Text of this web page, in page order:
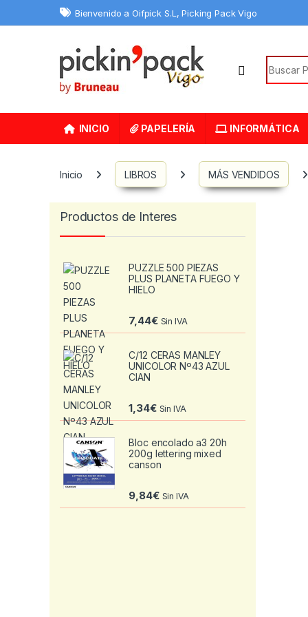
Skip to navigation
Skip to content Bienvenido a Oifpick S.L, Picking Pack Vigo
Search
INICIO PAPELERÍA INFORMÁTICA
Inicio LIBROS MÁS VENDIDOS
Productos de Interes
PUZZLE 500 PIEZAS
PLUS PLANETA FUEGO Y
HIELO
7,44€ Sin IVA
C/12 CERAS MANLEY
UNICOLOR Nº43 AZUL
CIAN
1,34€ Sin IVA
Bloc encolado a3 20h
200g lettering mixed
canson
9,84€ Sin IVA